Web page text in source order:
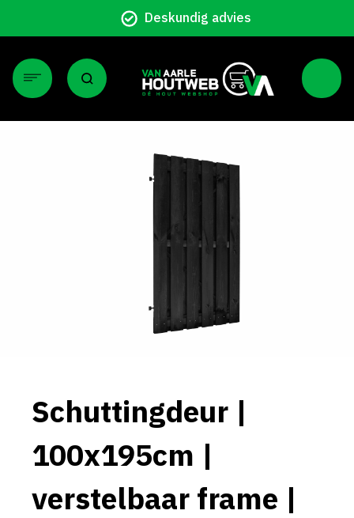
Deskundig advies
Schuttingdeur |
100x195cm |
verstelbaar frame |